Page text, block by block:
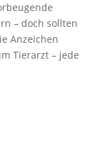
– doch sollten
Anzeichen
Tierarzt – jede